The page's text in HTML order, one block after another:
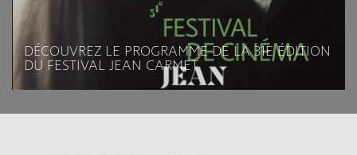
DÉCOUVREZ LE PROGRAMME DE LA 31E ÉDITION
DU FESTIVAL JEAN CARMET